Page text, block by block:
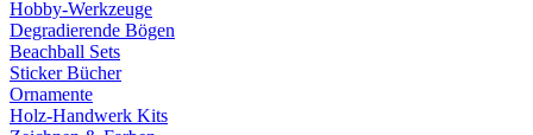
Hobby-Werkzeuge
Degradierende Bögen
Beachball Sets
Sticker Bücher
Ornamente
Holz-Handwerk Kits